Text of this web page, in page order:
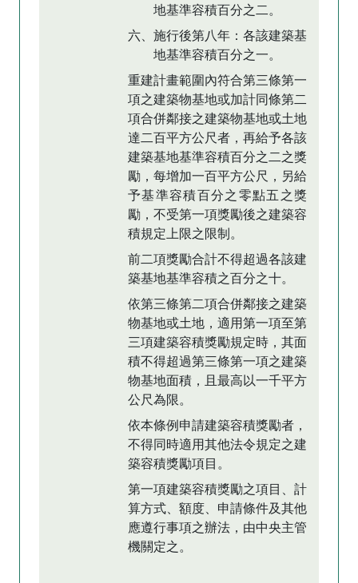
地基準容積百分之二。
六、施行後第八年：各該建築基
地基準容積百分之一。
重建計畫範圍內符合第三條第一
項之建築物基地或加計同條第二
項合併鄰接之建築物基地或土地
達二百平方公尺者，再給予各該
建築基地基準容積百分之二之獎
勵，每增加一百平方公尺，另給
予基準容積百分之零點五之獎
勵，不受第一項獎勵後之建築容
積規定上限之限制。
前二項獎勵合計不得超過各該建
築基地基準容積之百分之十。
依第三條第二項合併鄰接之建築
物基地或土地，適用第一項至第
三項建築容積獎勵規定時，其面
積不得超過第三條第一項之建築
物基地面積，且最高以一千平方
公尺為限。
依本條例申請建築容積獎勵者，
不得同時適用其他法令規定之建
築容積獎勵項目。
第一項建築容積獎勵之項目、計
算方式、額度、申請條件及其他
應遵行事項之辦法，由中央主管
機關定之。